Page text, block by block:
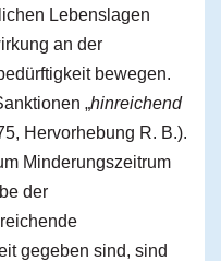
Lebenslagen
an der
bewegen.
„hinreichend
Hervorhebung R. B.).
Minderungszeitrum
der
gegeben sind, sind